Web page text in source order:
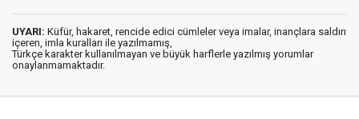
UYARI: Küfür, hakaret, rencide edici cümleler veya imalar, inançlara saldırı
içeren, imla kuralları ile yazılmamış,
Türkçe karakter kullanılmayan ve büyük harflerle yazılmış yorumlar
onaylanmamaktadır.